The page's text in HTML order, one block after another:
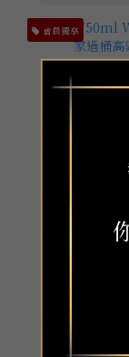
會員獨享
家過桶高